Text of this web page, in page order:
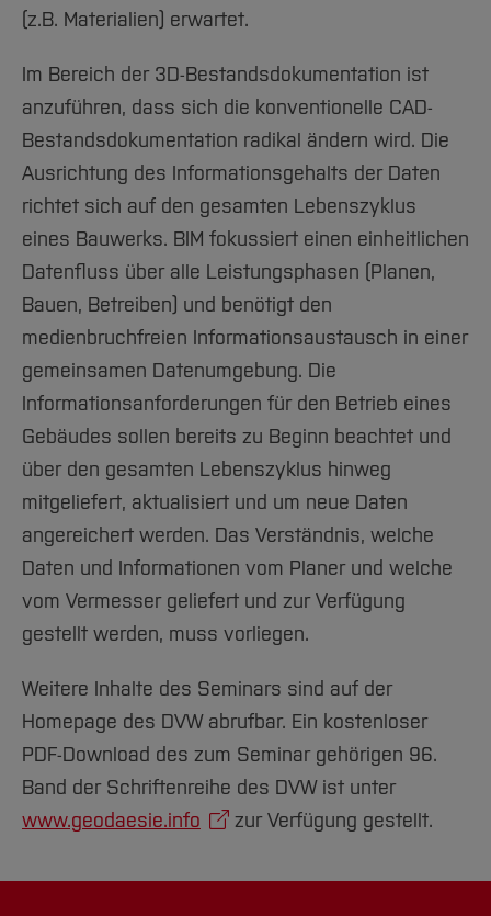
(z.B. Materialien) erwartet.
Im Bereich der 3D-Bestandsdokumentation ist
anzuführen, dass sich die konventionelle CAD-
Bestandsdokumentation radikal ändern wird. Die
Ausrichtung des Informationsgehalts der Daten
richtet sich auf den gesamten Lebenszyklus
eines Bauwerks. BIM fokussiert einen einheitlichen
Datenfluss über alle Leistungsphasen (Planen,
Bauen, Betreiben) und benötigt den
medienbruchfreien Informationsaustausch in einer
gemeinsamen Datenumgebung. Die
Informationsanforderungen für den Betrieb eines
Gebäudes sollen bereits zu Beginn beachtet und
über den gesamten Lebenszyklus hinweg
mitgeliefert, aktualisiert und um neue Daten
angereichert werden. Das Verständnis, welche
Daten und Informationen vom Planer und welche
vom Vermesser geliefert und zur Verfügung
gestellt werden, muss vorliegen.
Weitere Inhalte des Seminars sind auf der
Homepage des DVW abrufbar. Ein kostenloser
PDF-Download des zum Seminar gehörigen 96.
Band der Schriftenreihe des DVW ist unter
www.geodaesie.info
zur Verfügung gestellt.